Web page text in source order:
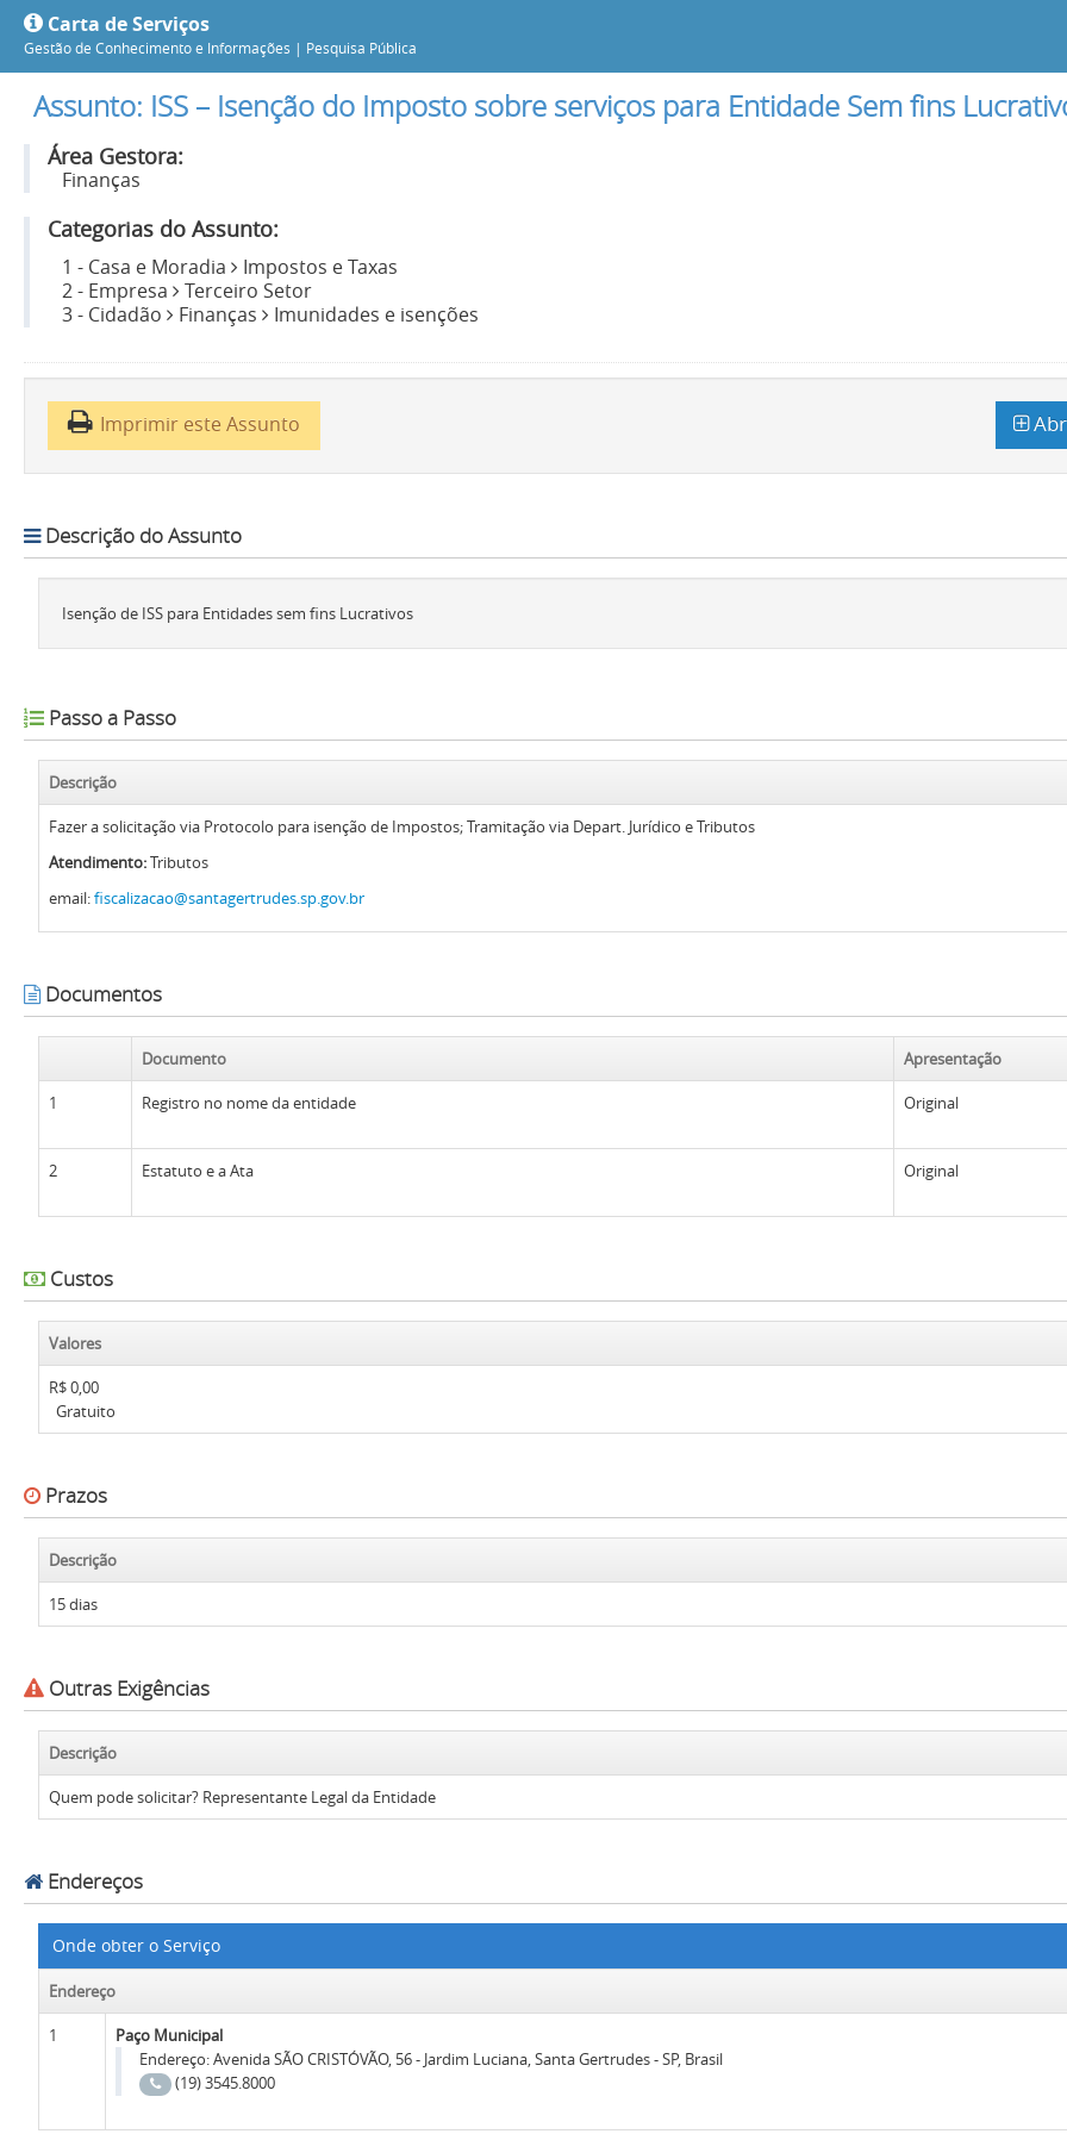
Carta de Serviços
Gestão de Conhecimento e Informações | Pesquisa Pública
Assunto: ISS – Isenção do Imposto sobre serviços para Entidade Sem fins
Área Gestora:
Finanças
Categorias do Assunto:
1 - Casa e Moradia
Impostos e Taxas
2 - Empresa
Terceiro Setor
3 - Cidadão
Finanças Imunidades e isenções
Imprimir este Assunto
Descrição do Assunto
Isenção de ISS para Entidades sem fins Lucrativos
Passo a Passo
Descrição
Fazer a solicitação via Protocolo para isenção de Impostos; Tramitação via Depart. Jurídico e Tributos
Atendimento:Tributos
email:fiscalizacao@santagertrudes.sp.gov.br
Documentos
Documento Apresentação
1 Registro no nome da entidade Original
2 Estatuto e a Ata Original
Custos
Valores
R$ 0,00
Gratuito
Prazos
Descrição
15 dias
Outras Exigências
Descrição
Quem pode solicitar? Representante Legal da Entidade
Endereços
Onde obter o Serviço
Endereço
1
Paço Municipal
Endereço:Avenida SÃO CRISTÓVÃO, 56 - Jardim Luciana, Santa Gertrudes - SP, Brasil
(19) 3545.8000